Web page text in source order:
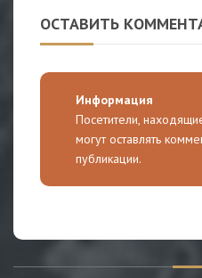
ОСТАВИТЬ
Информация
Посетители,
могут оставлять
публикации.